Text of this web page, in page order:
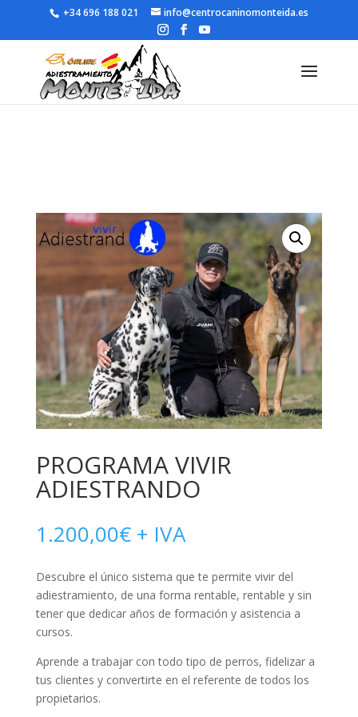
+34 696 188 021 info@centrocaninomonteida.es
PROGRAMA VIVIR
ADIESTRANDO
1.200,00€ + IVA
Descubre el único sistema que te permite vivir del
adiestramiento, de una forma rentable, rentable y sin
tener que dedicar años de formación y asistencia a
cursos.
Aprende a trabajar con todo tipo de perros, fidelizar a
tus clientes y convertirte en el referente de todos los
propietarios.